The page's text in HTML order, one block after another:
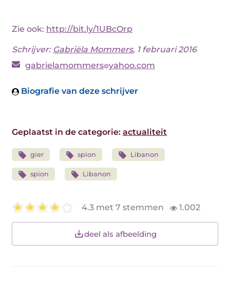
Zie ook: http://bit.ly/1UBcOrp
Schrijver: Gabriëla Mommers, 1 februari 2016
gabrielamommers yahoo.com
Biografie van deze schrijver
Geplaatst in de categorie: actualiteit
gier spion Libanon
spion Libanon
4.3 met 7 stemmen 1.002
deel als afbeelding